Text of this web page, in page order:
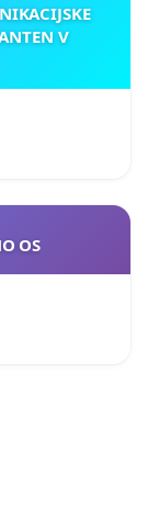
V
OS